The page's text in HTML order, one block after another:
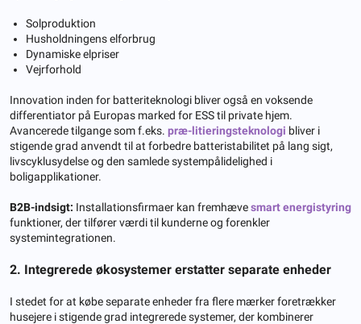
Solproduktion
Husholdningens elforbrug
Dynamiske elpriser
Vejrforhold
Innovation inden for batteriteknologi bliver også en voksende
differentiator på Europas marked for ESS til private hjem.
Avancerede tilgange som f.eks. præ-litieringsteknologi bliver i
stigende grad anvendt til at forbedre batteristabilitet på lang sigt,
livscyklusydelse og den samlede systempålidelighed i
boligapplikationer.
B2B-indsigt: Installationsfirmaer kan fremhævesmart energistyring
funktioner, der tilfører værdi til kunderne og forenkler
systemintegrationen.
2. Integrerede økosystemer erstatter separate enheder
I stedet for at købe separate enheder fra flere mærker foretrækker
husejere i stigende grad integrerede systemer, der kombinerer